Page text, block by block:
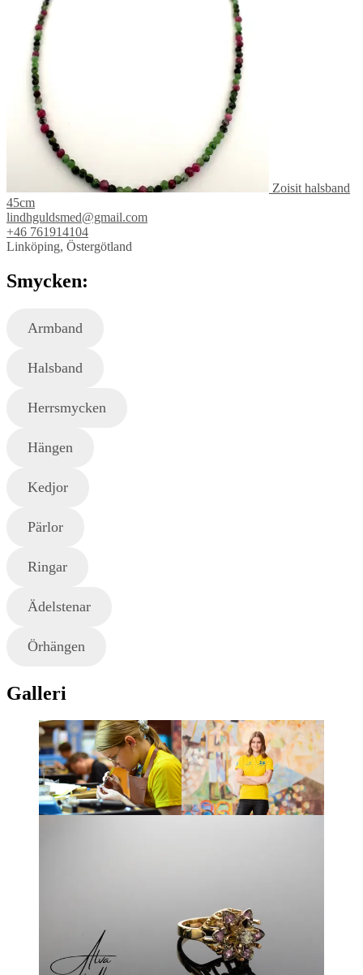
Zoisit halsband
45cm
lindhguldsmed@gmail.com
+46 761914104
Linköping, Östergötland
Smycken:
Armband
Halsband
Herrsmycken
Hängen
Kedjor
Pärlor
Ringar
Ädelstenar
Örhängen
Galleri